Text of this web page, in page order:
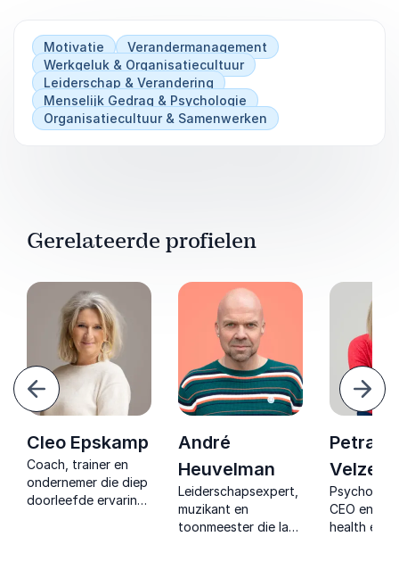
Motivatie
Verandermanagement
Werkgeluk & Organisatiecultuur
Leiderschap & Verandering
Menselijk Gedrag & Psychologie
Organisatiecultuur & Samenwerken
Gerelateerde profielen
Cleo Epskamp
Coach, trainer en
ondernemer die diep
doorleefde ervaring
André
Heuvelman
Leiderschapsexpert,
muzikant en
toonmeester die laat
Petra
CEO en
health